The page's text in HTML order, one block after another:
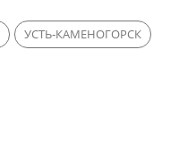
УСТЬ-КАМЕНОГОРСК